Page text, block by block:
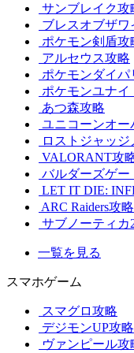
サンブレイク攻
ブレスオブザワ
ポケモン剣盾攻
アルセウス攻略
ポケモンダイパ
ポケモンユナイ
あつ森攻略
ユニコーンオー
ロストジャッ
VALORANT攻
バルダーズゲー
LET IT DIE:
ARC Raiders攻略
サブノーティカ
一覧を見る
スマホゲーム
スマグロ攻略
デジモンUP攻略
ヴァンピール攻